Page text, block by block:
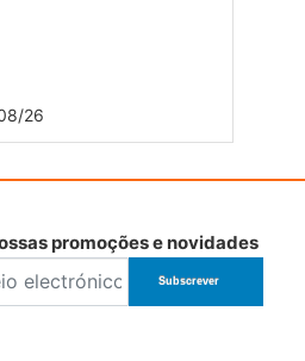
26
promoções e novidades